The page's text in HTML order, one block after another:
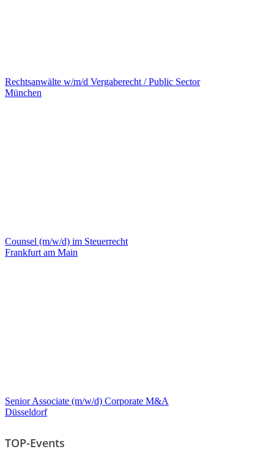
Rechtsanwälte w/m/d Vergaberecht / Public Sector
München
Counsel (m/w/d) im Steuerrecht
Frankfurt am Main
Senior Associate (m/w/d) Corporate M&A
Düsseldorf
TOP-Events